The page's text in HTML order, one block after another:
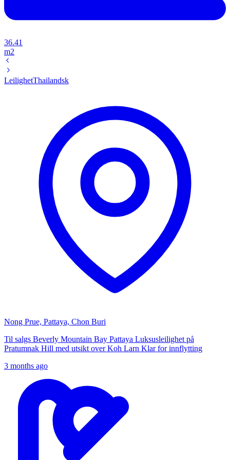
36.41
m2
LeilighetThailandsk
Nong Prue, Pattaya, Chon Buri
Til salgs Beverly Mountain Bay Pattaya Luksusleilighet på
Pratumnak Hill med utsikt over Koh Larn Klar for innflytting
3 months ago